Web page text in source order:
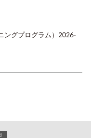
ングプログラム）2026-